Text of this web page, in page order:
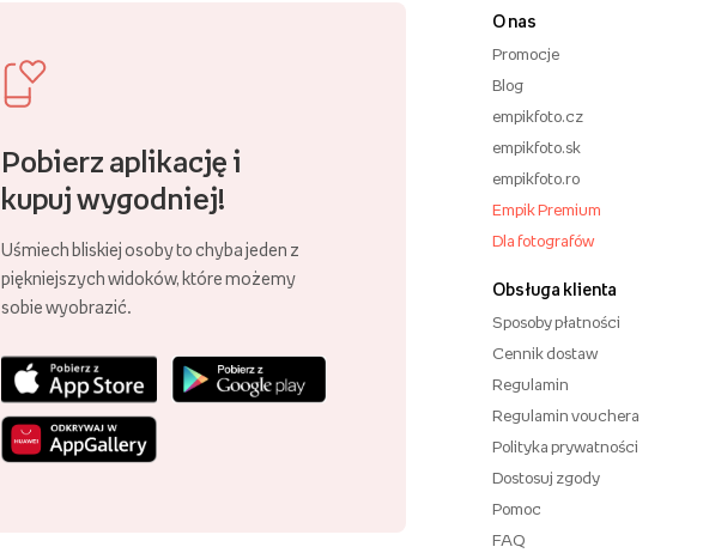
Pobierz aplikację i
kupuj wygodniej!
Uśmiech bliskiej osoby to chyba jeden z
piękniejszych widoków, które możemy
sobie wyobrazić.
O nas
Promocje
Blog
empikfoto.cz
empikfoto.sk
empikfoto.ro
Empik Premium
Dla fotografów
Obsługa klienta
Sposoby płatności
Cennik dostaw
Regulamin
Regulamin vouchera
Polityka prywatności
Dostosuj zgody
Pomoc
FAQ